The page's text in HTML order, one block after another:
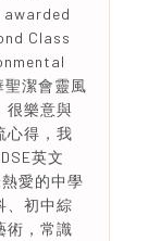
Class
聖潔會靈風
很樂意與
心得，我
英文
愛的中學
、初中綜
術，常識